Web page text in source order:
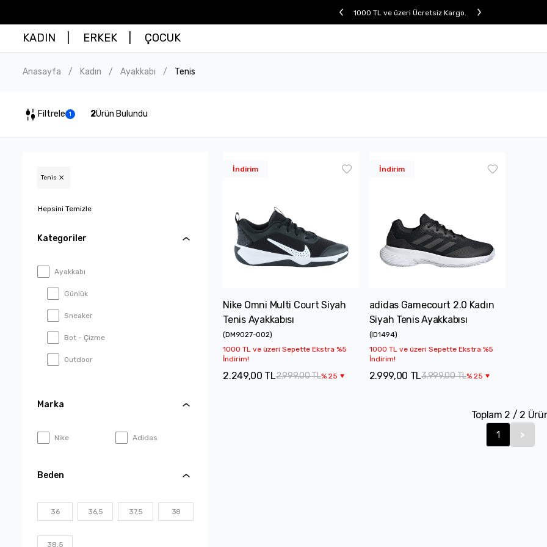
1000 TL ve üzeri Ücretsiz Kargo.
KADIN ERKEK ÇOCUK
Anasayfa / Kadın / Ayakkabı / Tenis
Filtrele 1 2Ürün Bulundu
Tenis
Hepsini Temizle
Kategoriler
Ayakkabı
Günlük
Sneaker
Bot - Çizme
Outdoor
Marka
Nike Adidas
Beden
36 36,5 37,5 38
38,5
İndirim
Nike Omni Multi Court Siyah
Tenis Ayakkabısı
(DM9027-002)
1000 TL ve üzeri Sepette Ekstra %5
İndirim!
2.999,00 TL% 25
2.249,00 TL
İndirim
adidas Gamecourt 2.0 Kadın
Siyah Tenis Ayakkabısı
(ID1494)
1000 TL ve üzeri Sepette Ekstra %5
İndirim!
3.999,00 TL%25
2.999,00 TL
Toplam 2 / 2
1 >